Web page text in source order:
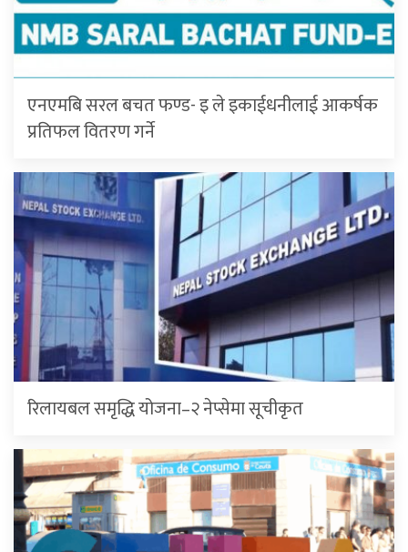
एनएमबि सरल बचत फण्ड- इ ले इकाईधनीलाई आकर्षक
प्रतिफल वितरण गर्ने
रिलायबल समृद्धि योजना–२ नेप्सेमा सूचीकृत